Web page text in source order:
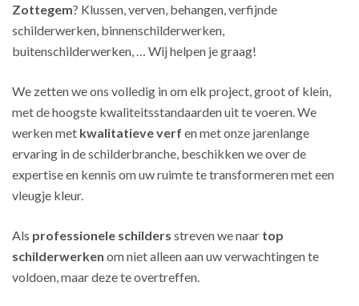
Zottegem? Klussen, verven, behangen, verfijnde
schilderwerken, binnenschilderwerken,
buitenschilderwerken, … Wij helpen je graag!
We zetten we ons volledig in om elk project, groot of klein,
met de hoogste kwaliteitsstandaarden uit te voeren. We
werken met kwalitatieve verf en met onze jarenlange
ervaring in de schilderbranche, beschikken we over de
expertise en kennis om uw ruimte te transformeren met een
vleugje kleur.
Als professionele schilders streven we naar top
schilderwerken om niet alleen aan uw verwachtingen te
voldoen, maar deze te overtreffen.